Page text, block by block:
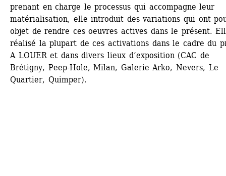
prenant en charge le processus qui accompagne leur
matérialisation, elle introduit des variations qui ont
objet de rendre ces oeuvres actives dans le présent.
réalisé la plupart de ces activations dans le cadre du
A LOUER et dans divers lieux d’exposition (CAC de
Brétigny, Peep-Hole, Milan, Galerie Arko, Nevers, Le
Quartier, Quimper).